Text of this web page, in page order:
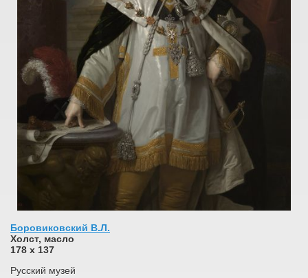
Боровиковский В.Л.
Холст, масло
178 x 137
Русский музей